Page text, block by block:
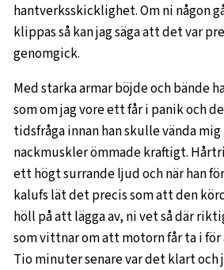
hantverksskicklighet. Om ni någon
klippas så kan jag säga att det var
genomgick.
Med starka armar böjde och bände
som om jag vore ett får i panik och
tidsfråga innan han skulle vända
nackmuskler ömmade kraftigt.
ett högt surrande ljud och när han
kalufs lät det precis som att den
höll på att lägga av, ni vet så där
som vittnar om att motorn får ta i för
Tio minuter senare var det klart och